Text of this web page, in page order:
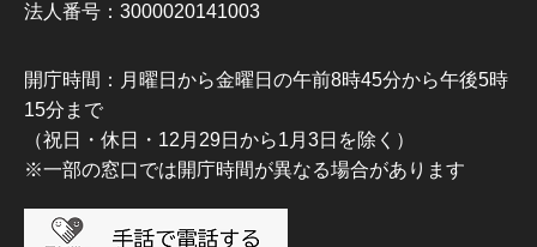
法人番号：3000020141003
開庁時間：月曜日から金曜日の午前8時45分から午後5時
15分まで
（祝日・休日・12月29日から1月3日を除く）
※一部の窓口では開庁時間が異なる場合があります